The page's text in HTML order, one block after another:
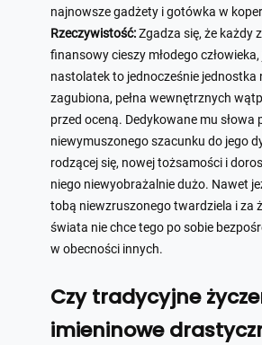
najnowsze gadżety i gotówka w
Rzeczywistość:Zgadza się, że każdy
finansowy cieszy młodego
nastolatek to jednocześnie jednostka
zagubiona, pełna wewnętrznych
przed oceną. Dedykowane mu słowa
niewymuszonego szacunku do jego
rodzącej się, nowej tożsamości i
niego niewyobrażalnie dużo. Nawet
tobą niewzruszonego twardziela i za
świata nie chce tego po sobie
w obecności innych.
Czy tradycyjne
imieninowe